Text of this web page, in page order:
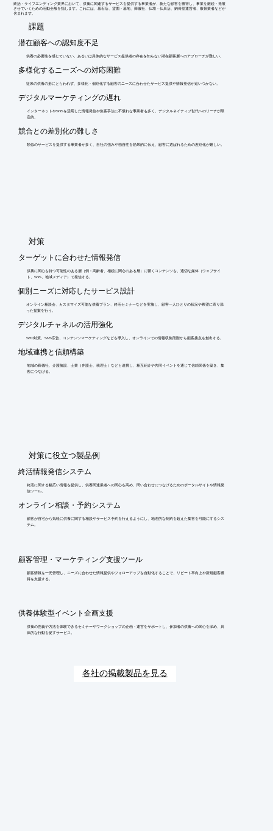
終活・ライフエンディング業界において、供養に関連するサービスを提供する事業者が、新たな顧客を獲得し、事業を継続・発展
させていくための活動全般を指します。これには、墓石店、霊園・墓地、葬儀社、仏壇・仏具店、納骨堂運営者、散骨業者などが
含まれます。
​課題
潜在顧客への認知度不足
供養の必要性を感じていない、あるいは具体的なサービス提供者の存在を知らない潜在顧客層へのアプローチが難しい。
多様化するニーズへの対応困難
従来の供養の形にとらわれず、多様化・個別化する顧客のニーズに合わせたサービス提供や情報発信が追いつかない。
デジタルマーケティングの遅れ
インターネットやSNSを活用した情報発信や集客手法に不慣れな事業者も多く、デジタルネイティブ世代へのリーチが限
定的。
競合との差別化の難しさ
類似のサービスを提供する事業者が多く、自社の強みや独自性を効果的に伝え、顧客に選ばれるための差別化が難しい。
​対策
ターゲットに合わせた情報発信
供養に関心を持つ可能性のある層（例：高齢者、相続に関心のある層）に響くコンテンツを、適切な媒体（ウェブサイ
ト、SNS、地域メディア）で発信する。
個別ニーズに対応したサービス設計
オンライン相談会、カスタマイズ可能な供養プラン、終活セミナーなどを実施し、顧客一人ひとりの状況や希望に寄り添
った提案を行う。
デジタルチャネルの活用強化
SEO対策、SNS広告、コンテンツマーケティングなどを導入し、オンラインでの情報収集段階から顧客接点を創出する。
地域連携と信頼構築
地域の葬儀社、介護施設、士業（弁護士、税理士）などと連携し、相互紹介や共同イベントを通じて信頼関係を築き、集
客につなげる。
​対策に役立つ製品例
終活情報発信システム
終活に関する幅広い情報を提供し、供養関連業者への関心を高め、問い合わせにつなげるためのポータルサイトや情報発
信ツール。
オンライン相談・予約システム
顧客が自宅から気軽に供養に関する相談やサービス予約を行えるようにし、地理的な制約を超えた集客を可能にするシス
テム。
顧客管理・マーケティング支援ツール
顧客情報を一元管理し、ニーズに合わせた情報提供やフォローアップを自動化することで、リピート率向上や新規顧客獲
得を支援する。
供養体験型イベント企画支援
供養の意義や方法を体験できるセミナーやワークショップの企画・運営をサポートし、参加者の供養への関心を深め、具
体的な行動を促すサービス。
各社の掲載製品を見る